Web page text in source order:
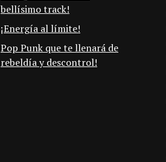
bellísimo track!
¡Energía al límite!
Pop Punk que te llenará de
rebeldía y descontrol!